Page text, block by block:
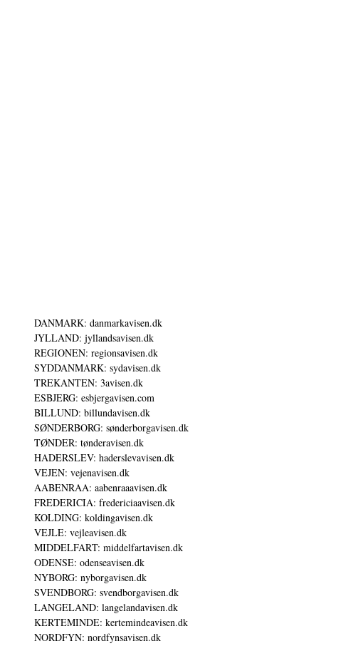
DANMARK: danmarkavisen.dk
JYLLAND: jyllandsavisen.dk
REGIONEN: regionsavisen.dk
SYDDANMARK: sydavisen.dk
TREKANTEN: 3avisen.dk
ESBJERG: esbjergavisen.com
BILLUND: billundavisen.dk
SØNDERBORG: sønderborgavisen.dk
TØNDER: tønderavisen.dk
HADERSLEV: haderslevavisen.dk
VEJEN: vejenavisen.dk
AABENRAA: aabenraaavisen.dk
FREDERICIA: fredericiaavisen.dk
KOLDING: koldingavisen.dk
VEJLE: vejleavisen.dk
MIDDELFART: middelfartavisen.dk
ODENSE: odenseavisen.dk
NYBORG: nyborgavisen.dk
SVENDBORG: svendborgavisen.dk
LANGELAND: langelandavisen.dk
KERTEMINDE: kertemindeavisen.dk
NORDFYN: nordfynsavisen.dk